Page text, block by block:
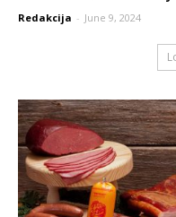
Redakcija - June 9, 2024